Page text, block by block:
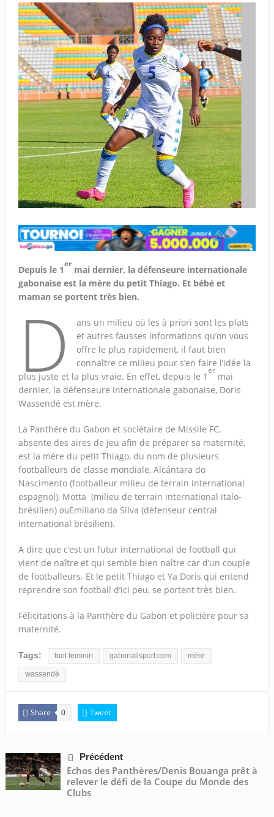
Depuis le 1
er
mai dernier, la défenseure internationale
gabonaise est la mère du petit Thiago. Et bébé et
maman se portent très bien.
D
ans un milieu où les à priori sont les plats
et autres fausses informations qu’on vous
offre le plus rapidement, il faut bien
connaître ce milieu pour s’en faire l’idée la
plus juste et la plus vraie. En effet, depuis le 1
er
mai
dernier, la défenseure internationale gabonaise, Doris
Wassendé est mère.
La Panthère du Gabon et sociétaire de Missile FC,
absente des aires de jeu afin de préparer sa maternité,
est la mère du petit Thiago, du nom de plusieurs
footballeurs de classe mondiale, Alcántara do
Nascimento (footballeur milieu de terrain international
espagnol), Motta (milieu de terrain international italo-
brésilien) ouEmiliano da Silva (défenseur central
international brésilien).
A dire que c’est un futur international de football qui
vient de naître et qui semble bien naître car d’un couple
de footballeurs. Et le petit Thiago et Ya Doris qui entend
reprendre son football d’ici peu, se portent très bien.
Félicitations à la Panthère du Gabon et policière pour sa
maternité.
Tags: foot feminin gabonallsport.com mère
wassendé
Share 0 Tweet
Précédent
Echos des Panthères/Denis Bouanga prêt à
relever le défi de la Coupe du Monde des
Clubs